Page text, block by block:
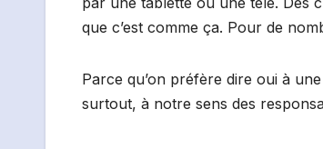
que c’est comme ça. Pour de
Parce qu’on préfère dire oui à
surtout, à notre sens des